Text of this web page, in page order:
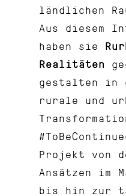
ländlichen
Aus diesem
haben sie
Realitäten
gestalten in
rurale und
Projekt von
Ansätzen im
bis hin zur